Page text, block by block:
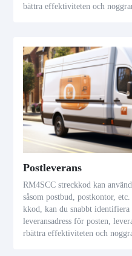
bättra effektiviteten och
Postleverans
RM4SCC streckkod kan
såsom postbud, postkontor,
kkod, kan du snabbt
leveransadress för posten,
rbättra effektiviteten och